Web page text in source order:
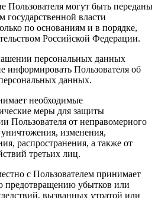
Пользователя могут быть переданы
власти
по основаниям и в порядке,
Российской Федерации.
персональных данных
информировать Пользователя об
данных.
необходимые
меры для защиты
Пользователя от неправомерного
изменения,
распространения, а также от
третьих лиц.
с Пользователем принимает
предотвращению убытков или
вызванных утратой или